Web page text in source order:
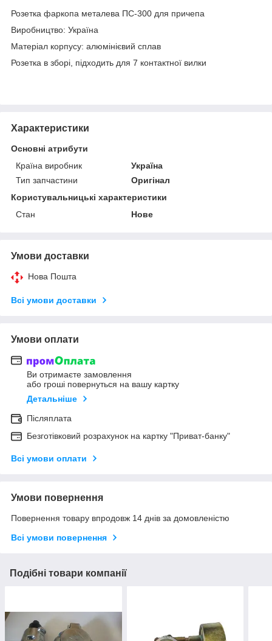
Розетка фаркопа металева ПС-300 для причепа
Виробництво: Україна
Матеріал корпусу: алюмінієвий сплав
Розетка в зборі, підходить для 7 контактної вилки
Характеристики
Основні атрибути
Країна виробник
Україна
Тип запчастини
Оригінал
Користувальницькі характеристики
Стан
Нове
Умови доставки
Нова Пошта
Всі умови доставки
Умови оплати
Ви отримаєте замовлення
або гроші повернуться на вашу картку
Детальніше
Післяплата
Безготівковий розрахунок на картку "Приват-банку"
Всі умови оплати
Умови повернення
Повернення товару впродовж 14 днів за домовленістю
Всі умови повернення
Подібні товари компанії